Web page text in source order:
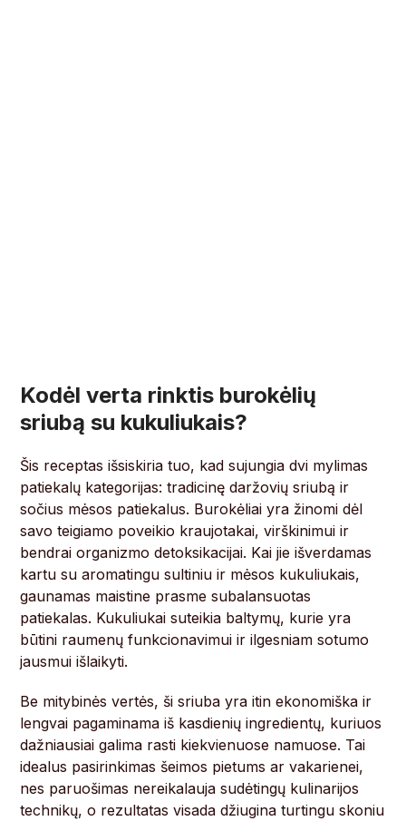
Kodėl verta rinktis burokėlių
sriubą su kukuliukais?
Šis receptas išsiskiria tuo, kad sujungia dvi mylimas
patiekalų kategorijas: tradicinę daržovių sriubą ir
sočius mėsos patiekalus. Burokėliai yra žinomi dėl
savo teigiamo poveikio kraujotakai, virškinimui ir
bendrai organizmo detoksikacijai. Kai jie išverdamas
kartu su aromatingu sultiniu ir mėsos kukuliukais,
gaunamas maistine prasme subalansuotas
patiekalas. Kukuliukai suteikia baltymų, kurie yra
būtini raumenų funkcionavimui ir ilgesniam sotumo
jausmui išlaikyti.
Be mitybinės vertės, ši sriuba yra itin ekonomiška ir
lengvai pagaminama iš kasdienių ingredientų, kuriuos
dažniausiai galima rasti kiekvienuose namuose. Tai
idealus pasirinkimas šeimos pietums ar vakarienei,
nes paruošimas nereikalauja sudėtingų kulinarijos
technikų, o rezultatas visada džiugina turtingu skoniu